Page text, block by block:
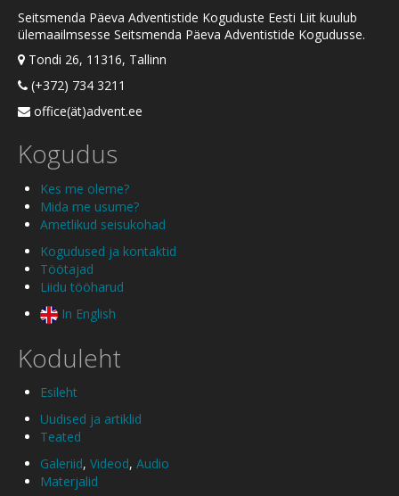
Seitsmenda Päeva Adventistide Koguduste Eesti Liit kuulub
ülemaailmsesse Seitsmenda Päeva Adventistide Kogudusse.
Tondi 26, 11316, Tallinn
(+372) 734 3211
office(ät)advent.ee
Kogudus
Kes me oleme?
Mida me usume?
Ametlikud seisukohad
Kogudused ja kontaktid
Töötajad
Liidu tööharud
In English
Koduleht
Esileht
Uudised ja artiklid
Teated
Galeriid, Videod, Audio
Materjalid